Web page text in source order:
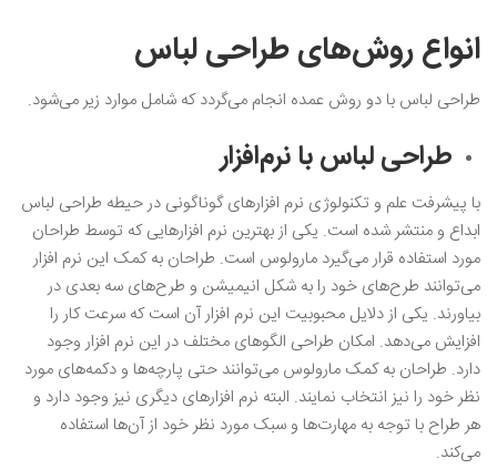
انواع روش‌های طراحی لباس
طراحی لباس با دو روش عمده انجام می‌گردد که شامل موارد زیر می‌شود.
طراحی لباس با نرم‌افزار
با پیشرفت علم و تکنولوژی نرم‌ افزارهای گوناگونی در حیطه طراحی لباس
ابداع و منتشر شده است. یکی از بهترین نرم ‌افزارهایی که توسط طراحان
مورد استفاده قرار می‌گیرد مارولوس است. طراحان به کمک این نرم ‌افزار
می‌توانند طرح‌های خود را به شکل انیمیشن و طرح‌های سه بعدی در
بیاورند. یکی از دلایل محبوبیت این نرم‌ افزار آن است که سرعت کار را
افزایش می‌دهد. امکان طراحی الگوهای مختلف در این نرم‌ افزار وجود
دارد. طراحان به کمک مارولوس می‌توانند حتی پارچه‌ها و دکمه‌های مورد
نظر خود را نیز انتخاب نمایند. البته نرم ‌افزارهای دیگری نیز وجود دارد و
هر طراح با توجه به مهارت‌ها و سبک مورد نظر خود از آن‌ها استفاده
می‌کند.